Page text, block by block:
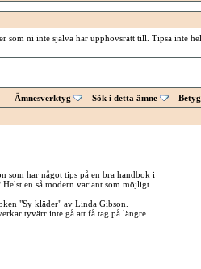
som ni inte själva har upphovsrätt till. Tipsa inte
Ämnesverktyg Sök i detta ämne
som har något tips på en bra handbok i
en så modern variant som möjligt.
"Sy kläder" av Linda Gibson.
tyvärr inte gå att få tag på längre.